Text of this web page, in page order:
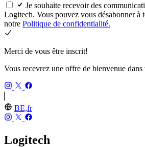
Je souhaite recevoir des
Logitech. Vous pouvez vous désabonner à
notre Politique de confidentialité.
Merci de vous être inscrit!
Vous recevrez une offre de bienvenue
BE,fr
Logitech